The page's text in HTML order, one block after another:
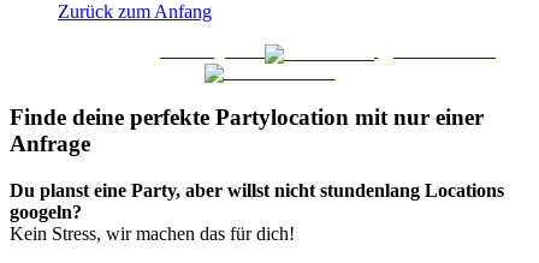
Zurück zum Anfang
Finde deine perfekte Partylocation mit nur einer
Anfrage​
Du planst eine Party, aber willst nicht stundenlang Locations
googeln?
Kein Stress, wir machen das für dich!